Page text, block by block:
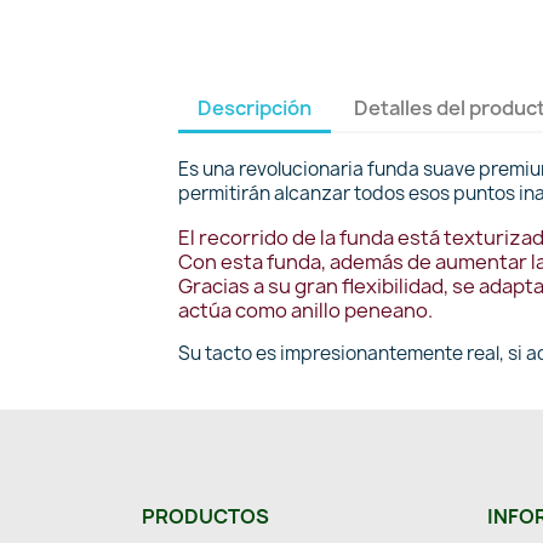
Descripción Detalles del
Es una revolucionaria funda suave
permitirán alcanzar todos esos puntos
El recorrido de la funda está
Con esta funda, además de aumentar
Gracias a su gran flexibilidad, se
actúa como anillo peneano.
Su tacto es impresionantemente real, si
PRODUCTOS